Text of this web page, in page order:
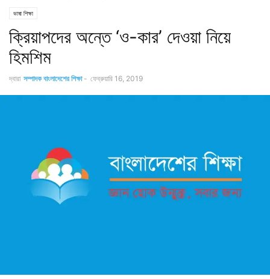
ভাষা শিক্ষা
ক্রিয়াপদের অন্তে ‘ও-কার’ দেওয়া নিয়ে
হিমশিম
দ্বারা সম্পাদক বাংলাদেশের শিক্ষা - ফেব্রুয়ারি 16, 2019